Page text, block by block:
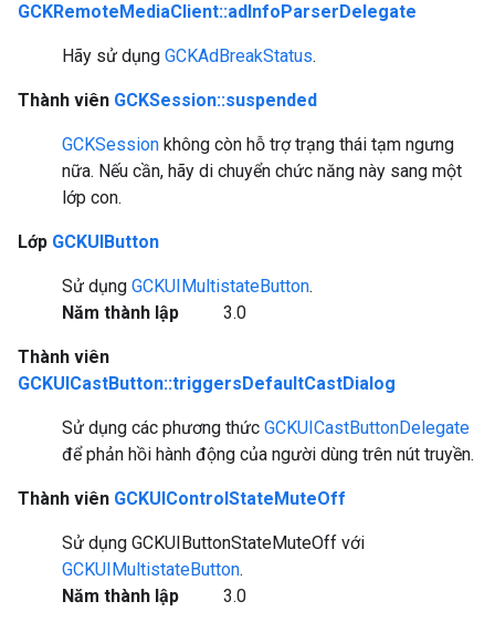
GCKRemoteMediaClient::adInfoParserDelegate
Hãy sử dụng GCKAdBreakStatus.
Thành viên GCKSession::suspended
GCKSession không còn hỗ trợ trạng thái tạm ngưng
nữa. Nếu cần, hãy di chuyển chức năng này sang một
lớp con.
Lớp GCKUIButton
Sử dụng GCKUIMultistateButton.
Năm thành lập
3.0
Thành viên
GCKUICastButton::triggersDefaultCastDialog
Sử dụng các phương thức GCKUICastButtonDelegate
để phản hồi hành động của người dùng trên nút truyền.
Thành viên GCKUIControlStateMuteOff
Sử dụng GCKUIButtonStateMuteOff với
GCKUIMultistateButton.
Năm thành lập
3.0